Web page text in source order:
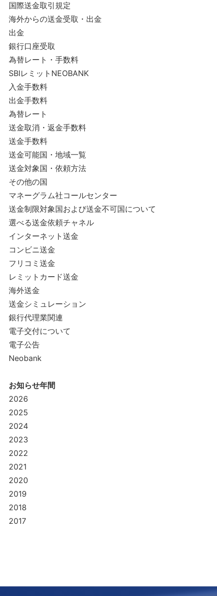
国際送金取引規定
海外からの送金受取・出金
出金
銀行口座受取
為替レート・手数料
SBIレミットNEOBANK
入金手数料
出金手数料
為替レート
送金取消・返金手数料
送金手数料
送金可能国・地域一覧
送金対象国・依頼方法
その他の国
マネーグラム社コールセンター
送金制限対象国および送金不可国について
選べる送金依頼チャネル
インターネット送金
コンビニ送金
フリコミ送金
レミットカード送金
海外送金
送金シミュレーション
銀行代理業関連
電子交付について
電子公告
Neobank
お知らせ年間
2026
2025
2024
2023
2022
2021
2020
2019
2018
2017